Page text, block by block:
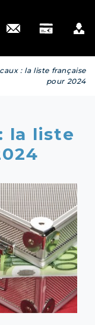
: la liste française
pour 2024
la liste